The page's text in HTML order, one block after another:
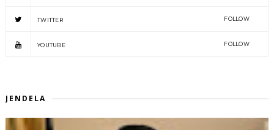
TWITTER FOLLOW
YOUTUBE FOLLOW
JENDELA